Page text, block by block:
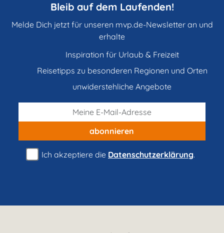
Bleib auf dem Laufenden!
Melde Dich jetzt für unseren mvp.de-Newsletter an und
erhalte
Inspiration für Urlaub & Freizeit
Reisetipps zu besonderen Regionen und Orten
unwiderstehliche Angebote
abonnieren
Ich akzeptiere die Datenschutzerklärung.